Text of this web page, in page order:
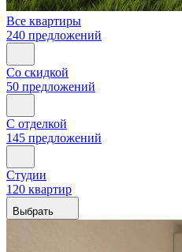
Все квартиры
240 предложений
Со скидкой
50 предложений
С отделкой
145 предложений
Студии
120 квартир
Выбрать